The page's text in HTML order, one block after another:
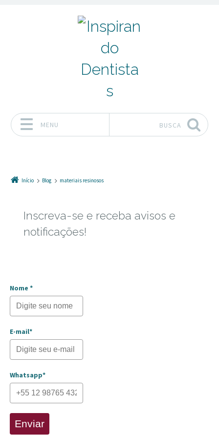
MENU BUSCA
Início Blog materiais resinosos
Inscreva-se e receba avisos e
notificações!
Nome *
E-mail*
Whatsapp*
Enviar